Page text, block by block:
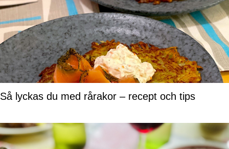
Så lyckas du med rårakor – recept och tips